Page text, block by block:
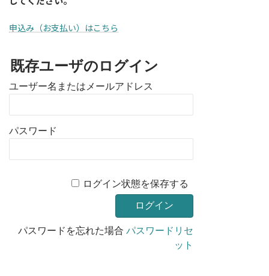
申込み（お支払い）はこちら
既存ユーザのログイン
ユーザー名またはメールアドレス
パスワード
ログイン状態を保存する
パスワードを忘れた場合パスワードリセ
ット